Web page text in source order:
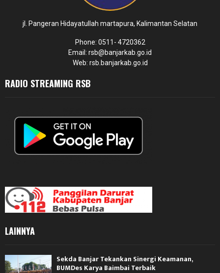
jl. Pangeran Hidayatullah martapura, Kalimantan Selatan
Phone: 0511- 4720362
Email: rsb@banjarkab.go.id
Web: rsb.banjarkab.go.id
RADIO STREAMING RSB
LAINNYA
Sekda Banjar Tekankan Sinergi Keamanan,
BUMDes Karya Baimbai Terbaik